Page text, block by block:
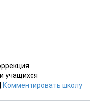
учащихся
Комментировать школу